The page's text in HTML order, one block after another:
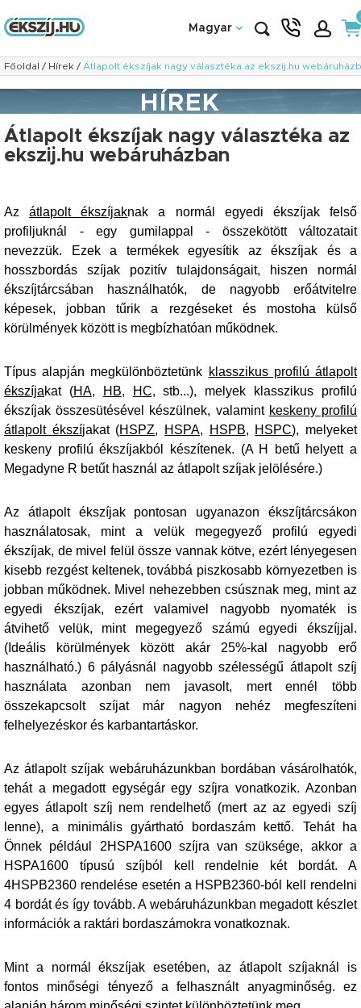
Magyar
Főoldal / Hírek / Átlapolt ékszíjak nagy választéka az ekszij.hu
HÍREK
Átlapolt ékszíjak nagy választéka az
ekszij.hu webáruházban
Azátlapolt ékszíjaknak a normál egyedi ékszíjak felső
profiljuknál - egy gumilappal - összekötött változatait
nevezzük. Ezek a termékek egyesítik az ékszíjak és a
hosszbordás szíjak pozitív tulajdonságait, hiszen normál
ékszíjtárcsában használhatók, de nagyobb erőátvitelre
képesek, jobban tűrik a rezgéseket és mostoha külső
körülmények között is megbízhatóan működnek.
Típus alapján megkülönböztetünk klasszikus profilú átlapolt
ékszíjakat (HA, HB, HC, stb...), melyek klasszikus profilú
ékszíjak összesütésével készülnek, valamint keskeny profilú
átlapolt ékszíjakat (HSPZ, HSPA, HSPB, HSPC), melyeket
keskeny profilú ékszíjakból készítenek. (A H betű helyett a
Megadyne R betűt használ az átlapolt szíjak jelölésére.)
Az átlapolt ékszíjak pontosan ugyanazon ékszíjtárcsákon
használatosak, mint a velük megegyező profilú egyedi
ékszíjak, de mivel felül össze vannak kötve, ezért lényegesen
kisebb rezgést keltenek, továbbá piszkosabb környezetben is
jobban működnek. Mivel nehezebben csúsznak meg, mint az
egyedi ékszíjak, ezért valamivel nagyobb nyomaték is
átvihető velük, mint megegyező számú egyedi ékszíjjal.
(Ideális körülmények között akár 25%-kal nagyobb erő
használható.) 6 pályásnál nagyobb szélességű átlapolt szíj
használata azonban nem javasolt, mert ennél több
összekapcsolt szíjat már nagyon nehéz megfeszíteni
felhelyezéskor és karbantartáskor.
Az átlapolt szíjak webáruházunkban bordában vásárolhatók,
tehát a megadott egységár egy szíjra vonatkozik. Azonban
egyes átlapolt szíj nem rendelhető (mert az az egyedi szíj
lenne), a minimális gyártható bordaszám kettő. Tehát ha
Önnek például 2HSPA1600 szíjra van szüksége, akkor a
HSPA1600 típusú szíjból kell rendelnie két bordát. A
4HSPB2360 rendelése esetén a HSPB2360-ból kell rendelni
4 bordát és így tovább. A webáruházunkban megadott készlet
információk a raktári bordaszámokra vonatkoznak.
Mint a normál ékszíjak esetében, az átlapolt szíjaknál is
fontos minőségi tényező a felhasznált anyagminőség. ez